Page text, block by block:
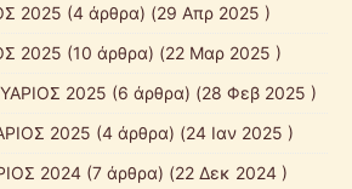
2025 (4 άρθρα) (29 Απρ 2025 )
2025 (10 άρθρα) (22 Μαρ 2025 )
2025 (6 άρθρα) (28 Φεβ 2025 )
2025 (4 άρθρα) (24 Ιαν 2025 )
2024 (7 άρθρα) (22 Δεκ 2024 )